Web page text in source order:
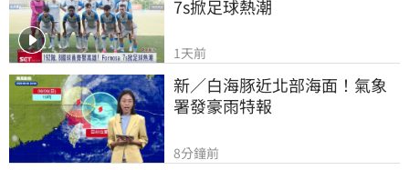
7s掀足球熱潮
1天前
新／白海豚近北部海面！氣象
署發豪雨特報
8分鐘前